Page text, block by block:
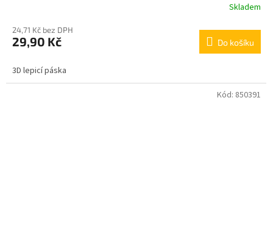
Skladem
24,71 Kč bez DPH
29,90 Kč Do košíku
3D lepicí páska
Kód: 850391